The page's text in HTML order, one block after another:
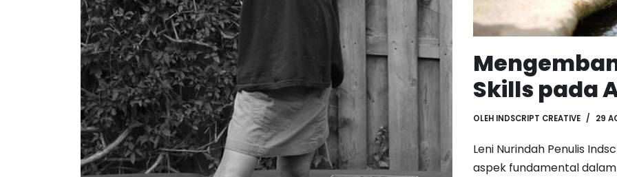
Skills pada
OLEH INDSCRIPT CREATIVE 29
Leni Nurindah Penulis
aspek fundamental